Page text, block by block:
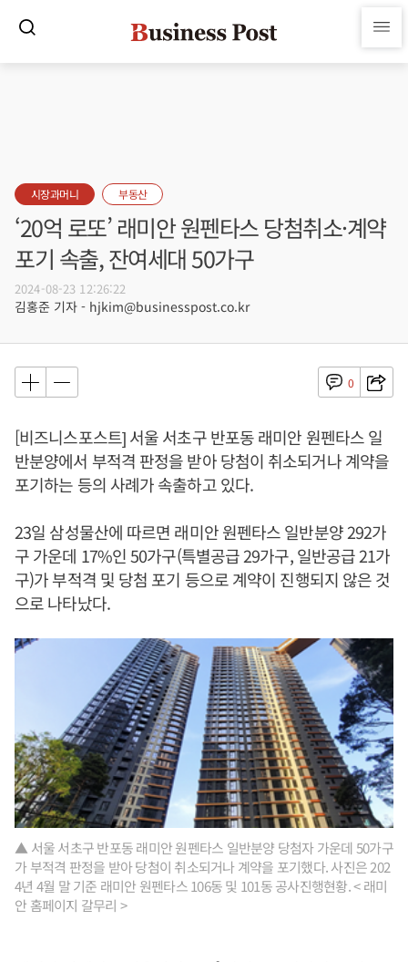
시장과머니 부동산
‘20억 로또’ 래미안 원펜타스 당첨취소·계약
포기 속출, 잔여세대 50가구
2024-08-23 12:26:22
김홍준 기자 - hjkim@businesspost.co.kr
0
[비즈니스포스트] 서울 서초구 반포동 래미안 원펜타스 일
반분양에서 부적격 판정을 받아 당첨이 취소되거나 계약을
포기하는 등의 사례가 속출하고 있다.
23일 삼성물산에 따르면 래미안 원펜타스 일반분양 292가
구 가운데 17%인 50가구(특별공급 29가구, 일반공급 21가
구)가 부적격 및 당첨 포기 등으로 계약이 진행되지 않은 것
으로 나타났다.
▲ 서울 서초구 반포동 래미안 원펜타스 일반분양 당첨자 가운데 50가구
가 부적격 판정을 받아 당첨이 취소되거나 계약을 포기했다. 사진은 202
4년 4월 말 기준 래미안 원펜타스 106동 및 101동 공사진행현황. < 래미
안 홈페이지 갈무리 >